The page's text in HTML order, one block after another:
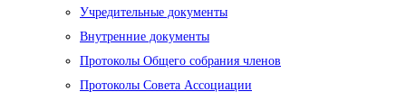
Учредительные документы
Внутренние документы
Протоколы Общего собрания членов
Протоколы Совета Ассоциации